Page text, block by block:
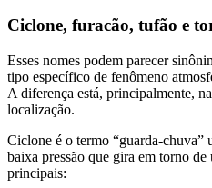
Ciclone, furacão, tufão e
Esses nomes podem parecer
tipo específico de fenômeno
A diferença está, principalmente,
localização.
Ciclone é o termo “guarda-chuva”
baixa pressão que gira em torno
principais: